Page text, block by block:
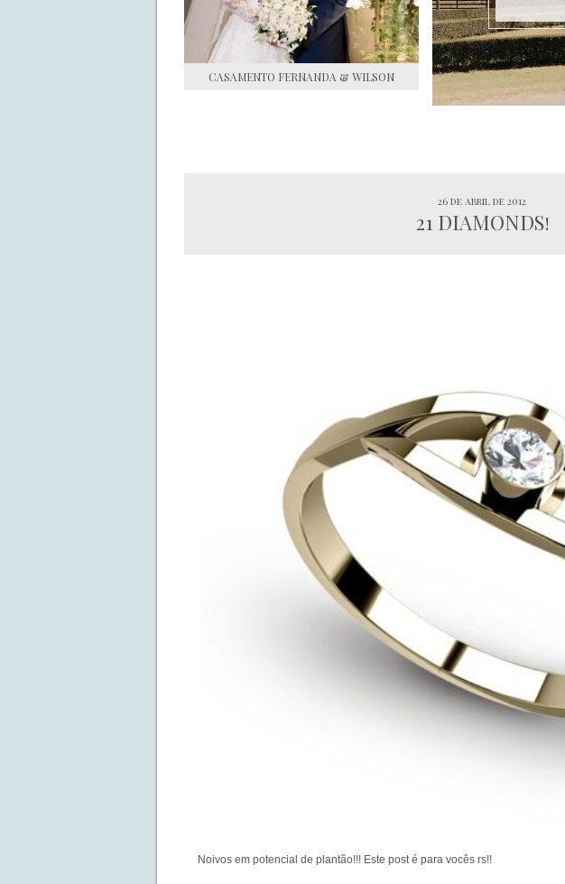
CASAMENTO FERNANDA & WILSON
26 de abril de 2012
21 DIAMONDS!
Noivos em potencial de plantão!!! Este post é para vocês rs!!